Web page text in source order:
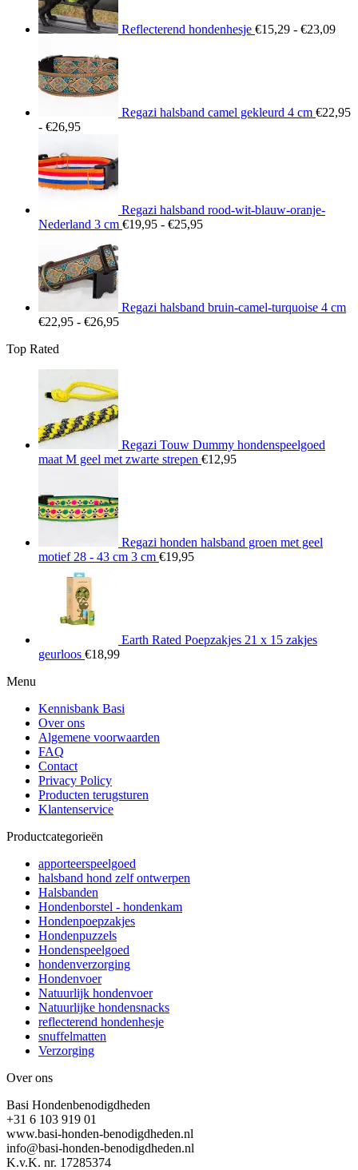
Reflecterend hondenhesje €15,29 - €23,09
Regazi halsband camel gekleurd 4 cm €22,95
- €26,95Prijsklasse:
tot
€26,95
Regazi halsband rood-wit-blauw-oranje-
Nederland 3 cm €19,95 - €25,95Prijsklasse:
Regazi halsband bruin-camel-turquoise 4 cm
€22,95 - €26,95Prijsklasse:
Top Rated
Regazi Touw Dummy hondenspeelgoed
maat M geel met zwarte strepen €12,95
Regazi honden halsband groen met geel
motief 28 - 43 cm 3 cm €19,95
Earth Rated Poepzakjes 21 x 15 zakjes
geurloos €18,99
Menu
Kennisbank Basi
Over ons
Algemene voorwaarden
FAQ
Contact
Privacy Policy
Producten terugsturen
Klantenservice
Productcategorieën
apporteerspeelgoed
halsband hond zelf ontwerpen
Halsbanden
Hondenborstel - hondenkam
Hondenpoepzakjes
Hondenpuzzels
Hondenspeelgoed
hondenverzorging
Hondenvoer
Natuurlijk hondenvoer
Natuurlijke hondensnacks
reflecterend hondenhesje
snuffelmatten
Verzorging
Over ons
Basi Hondenbenodigdheden
+31 6 103 919 01
www.basi-honden-benodigdheden.nl
info@basi-honden-benodigdheden.nl
K.v.K. nr. 17285374